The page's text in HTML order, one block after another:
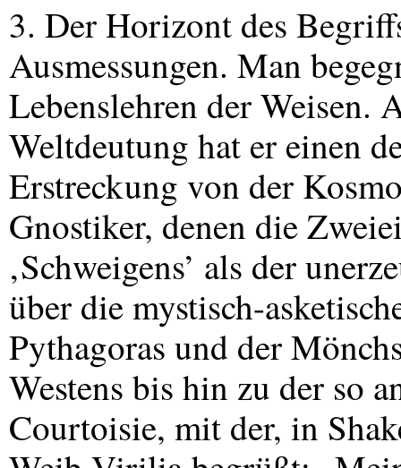
3. Der Horizont des
Ausmessungen. Man
Lebenslehren der Weisen.
Weltdeutung hat er einen
Erstreckung von der
Gnostiker, denen die
‚Schweigens’ als der
über die mystisch-
Pythagoras und der
Westens bis hin zu der so
Courtoisie, mit der, in